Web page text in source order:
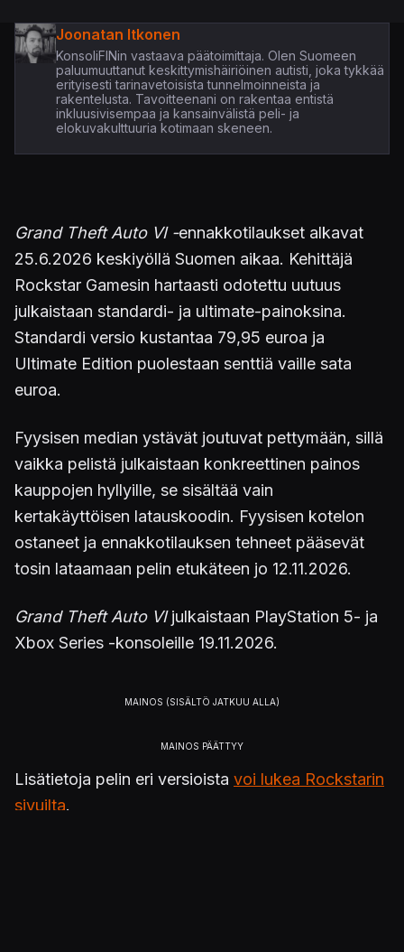
Joonatan Itkonen
KonsoliFINin vastaava päätoimittaja. Olen Suomeen
paluumuuttanut keskittymishäiriöinen autisti, joka tykkää
erityisesti tarinavetoisista tunnelmoinneista ja
rakentelusta. Tavoitteenani on rakentaa entistä
inkluusivisempaa ja kansainvälistä peli- ja
elokuvakulttuuria kotimaan skeneen.
Grand Theft Auto VI -ennakkotilaukset alkavat
25.6.2026 keskiyöllä Suomen aikaa. Kehittäjä
Rockstar Gamesin hartaasti odotettu uutuus
julkaistaan standardi- ja ultimate-painoksina.
Standardi versio kustantaa 79,95 euroa ja
Ultimate Edition puolestaan senttiä vaille sata
euroa.
Fyysisen median ystävät joutuvat pettymään, sillä
vaikka pelistä julkaistaan konkreettinen painos
kauppojen hyllyille, se sisältää vain
kertakäyttöisen latauskoodin. Fyysisen kotelon
ostaneet ja ennakkotilauksen tehneet pääsevät
tosin lataamaan pelin etukäteen jo 12.11.2026.
Grand Theft Auto VIjulkaistaan PlayStation 5- ja
Xbox Series -konsoleille 19.11.2026.
Lisätietoja pelin eri versioista voi lukea Rockstarin
sivuilta.